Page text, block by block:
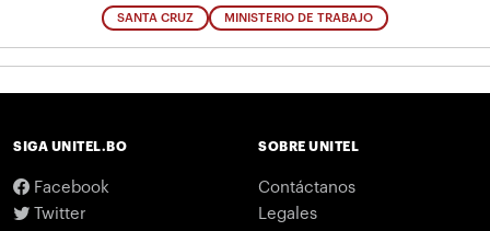
SANTA CRUZ MINISTERIO DE TRABAJO
SIGA UNITEL.BO
Facebook
Twitter
SOBRE UNITEL
Contáctanos
Legales